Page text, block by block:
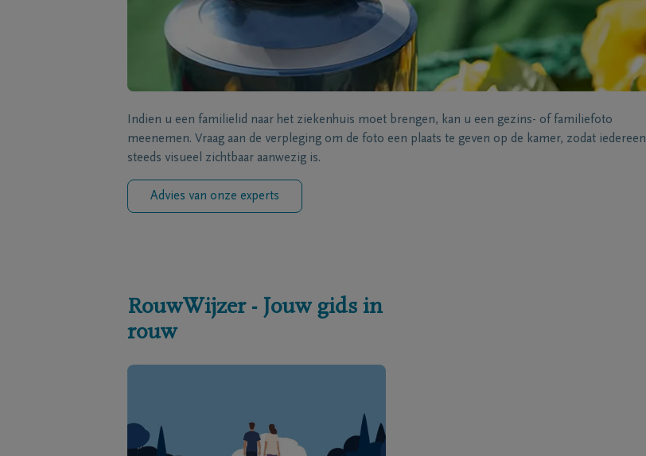
Indien u een familielid naar het ziekenhuis moet brengen, kan u een gezins- of familiefoto
meenemen. Vraag aan de verpleging om de foto een plaats te geven op de kamer, zodat iedereen
steeds visueel zichtbaar aanwezig is.
Advies van onze experts
RouwWijzer - Jouw gids in
rouw